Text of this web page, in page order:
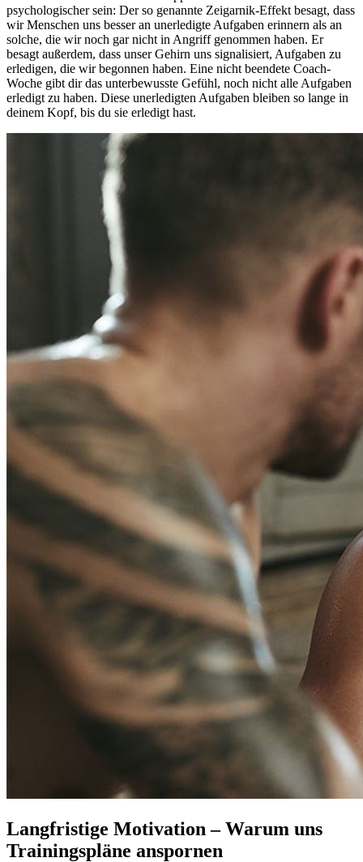
psychologischer sein: Der so genannte Zeigarnik-Effekt besagt, dass
wir Menschen uns besser an unerledigte Aufgaben erinnern als an
solche, die wir noch gar nicht in Angriff genommen haben. Er
besagt außerdem, dass unser Gehirn uns signalisiert, Aufgaben zu
erledigen, die wir begonnen haben. Eine nicht beendete Coach-
Woche gibt dir das unterbewusste Gefühl, noch nicht alle Aufgaben
erledigt zu haben. Diese unerledigten Aufgaben bleiben so lange in
deinem Kopf, bis du sie erledigt hast.
Langfristige Motivation – Warum uns
Trainingspläne anspornen